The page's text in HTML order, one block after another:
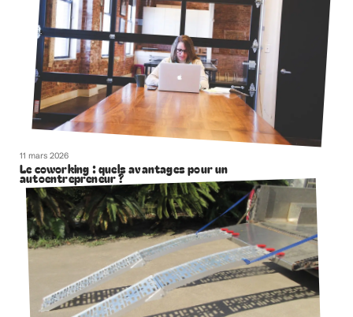
11 mars 2026
Le coworking : quels avantages pour un
autoentrepreneur ?